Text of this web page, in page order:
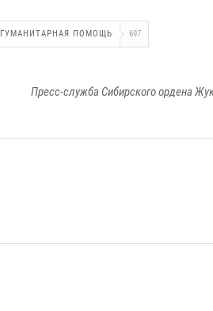
ГУМАНИТАРНАЯ ПОМОЩЬ 697
Пресс-служба Сибирского ордена